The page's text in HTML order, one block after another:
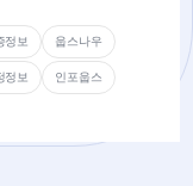
정보 웁스나우
정보 인포웁스